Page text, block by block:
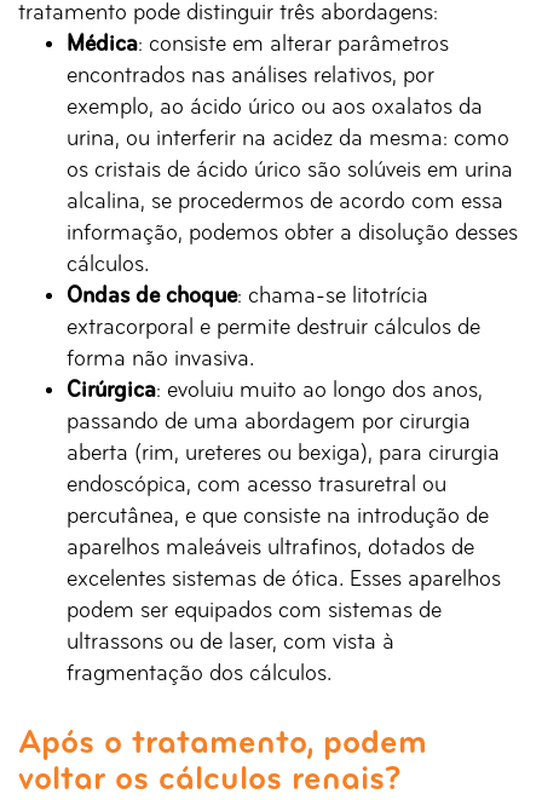
tratamento pode distinguir três abordagens:
Médica: consiste em alterar parâmetros
encontrados nas análises relativos, por
exemplo, ao ácido úrico ou aos oxalatos da
urina, ou interferir na acidez da mesma: como
os cristais de ácido úrico são solúveis em urina
alcalina, se procedermos de acordo com essa
informação, podemos obter a disolução desses
cálculos.
Ondas de choque: chama-se litotrícia
extracorporal e permite destruir cálculos de
forma não invasiva.
Cirúrgica: evoluiu muito ao longo dos anos,
passando de uma abordagem por cirurgia
aberta (rim, ureteres ou bexiga), para cirurgia
endoscópica, com acesso trasuretral ou
percutânea, e que consiste na introdução de
aparelhos maleáveis ultrafinos, dotados de
excelentes sistemas de ótica. Esses aparelhos
podem ser equipados com sistemas de
ultrassons ou de laser, com vista à
fragmentação dos cálculos.
Após o tratamento, podem
voltar os cálculos renais?